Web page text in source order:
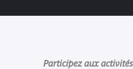
Participez aux